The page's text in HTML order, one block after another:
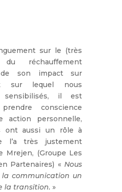
sur le (très
réchauffement
son impact sur
sur lequel nous
sensibilisés, il est
conscience
action personnelle,
ont aussi un rôle à
l’a très justement
Mrejen, (Groupe Les
Partenaires) «Nous
communication un
la transition. »